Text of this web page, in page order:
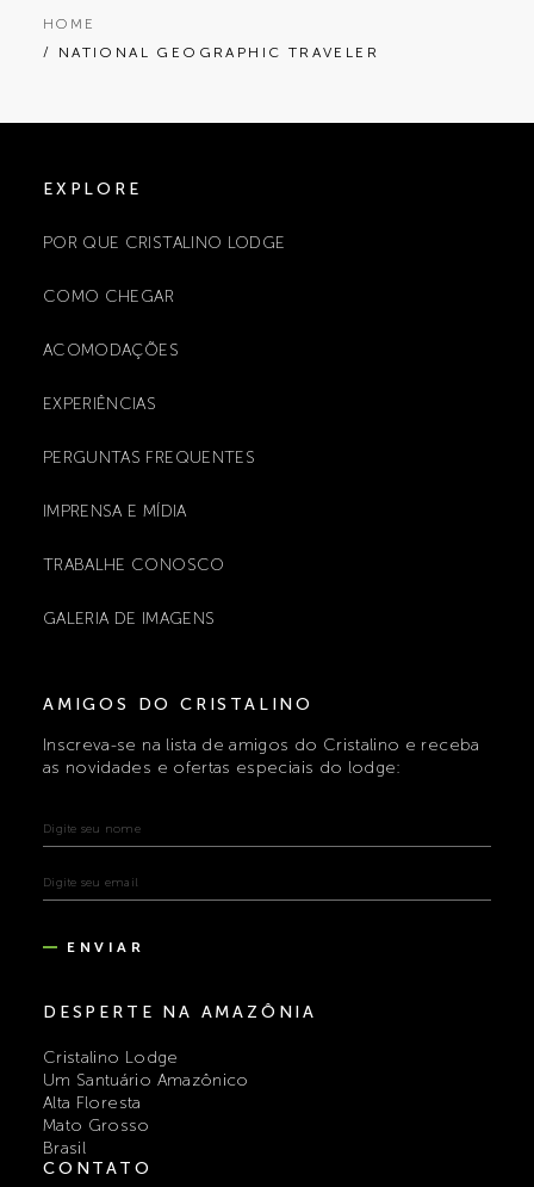
HOME
/ NATIONAL GEOGRAPHIC TRAVELER
EXPLORE
POR QUE CRISTALINO LODGE
COMO CHEGAR
ACOMODAÇÕES
EXPERIÊNCIAS
PERGUNTAS FREQUENTES
IMPRENSA E MÍDIA
TRABALHE CONOSCO
GALERIA DE IMAGENS
AMIGOS DO CRISTALINO
Inscreva-se na lista de amigos do Cristalino e receba
as novidades e ofertas especiais do lodge:
ENVIAR
DESPERTE NA AMAZÔNIA
Cristalino Lodge
Um Santuário Amazônico
Alta Floresta
Mato Grosso
Brasil
CONTATO